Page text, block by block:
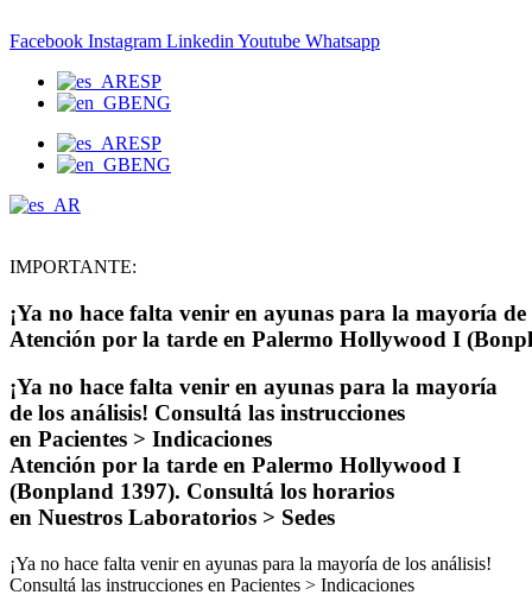
al
Facebook Instagram Linkedin Youtube Whatsapp
ESP
ENG
ESP
ENG
IMPORTANTE:
¡Ya no hace falta venir en ayunas para la mayoría
Atención por la tarde en Palermo Hollywood I
¡Ya no hace falta venir en ayunas para la mayoría
de los análisis! Consultá las instrucciones
en Pacientes > Indicaciones
Atención por la tarde en Palermo Hollywood I
(Bonpland 1397). Consultá los horarios
en Nuestros Laboratorios > Sedes
¡Ya no hace falta venir en ayunas para la mayoría de los análisis!
Consultá las instrucciones en Pacientes > Indicaciones